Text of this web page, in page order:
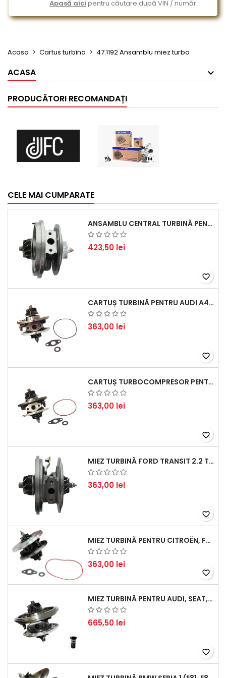
Apasă aici pentru căutare după VIN / număr
Acasa Cartus turbina 47.1192 Ansamblu miez turbo
ACASA
PRODUCĂTORI RECOMANDAȚI
CELE MAI CUMPARATE
ANSAMBLU CENTRAL TURBINĂ PENTRU BMW SERIA 3, SERIA 5 ȘI X3 - PERFORMANȚĂ ȘI FIABILITATE
423,50 lei
favorite_border
CARTUȘ TURBINĂ PENTRU AUDI A4, A6, SKODA SUPERB ȘI VW PASSAT, MOTOR DIESEL 1.9 TDI
363,00 lei
favorite_border
CARTUȘ TURBOCOMPRESOR PENTRU VW, AUDI, SEAT, SKODA - MOTOR DIESEL 2.0 TDI
363,00 lei
favorite_border
MIEZ TURBINĂ FORD TRANSIT 2.2 TDCI (2007-2016)
363,00 lei
favorite_border
MIEZ TURBINĂ PENTRU CITROËN, FORD, MAZDA, MINI, PEUGEOT ȘI VOLVO - MOTORIZĂRI 1.6 HDI ȘI 1.6 D
363,00 lei
favorite_border
MIEZ TURBINĂ PENTRU AUDI, SEAT, SKODA ȘI VOLKSWAGEN - MOTORIZĂRI 2.0 TDI 103KW 140CP
665,50 lei
favorite_border